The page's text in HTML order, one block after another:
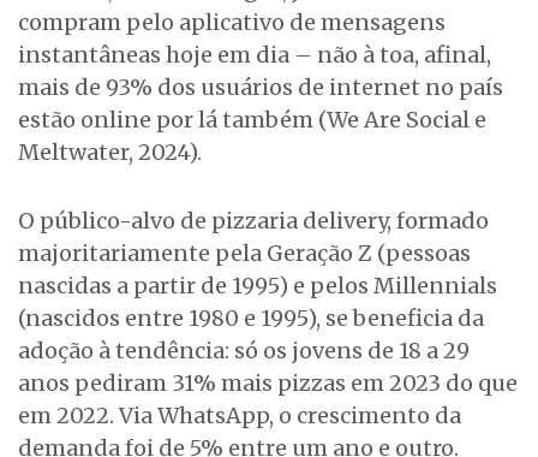
compram pelo aplicativo de mensagens
instantâneas hoje em dia – não à toa, afinal,
mais de 93% dos usuários de internet no país
estão online por lá também (We Are Social e
Meltwater, 2024).
O público-alvo de pizzaria delivery, formado
majoritariamente pela Geração Z (pessoas
nascidas a partir de 1995) e pelos Millennials
(nascidos entre 1980 e 1995), se beneficia da
adoção à tendência: só os jovens de 18 a 29
anos pediram 31% mais pizzas em 2023 do que
em 2022. Via WhatsApp, o crescimento da
demanda foi de 5% entre um ano e outro.